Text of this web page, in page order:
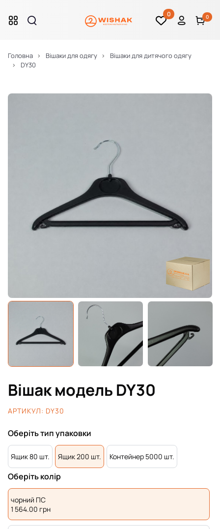
0 0
Головна Вішаки для одягу
Вішаки для дитячого одягу
DY30
Вішак модель DY30
АРТИКУЛ: DY30
Оберіть тип упаковки
Ящик 80 шт. Ящик 200 шт. Контейнер 5000 шт.
Оберіть колір
чорний ПС
1 564.00 грн